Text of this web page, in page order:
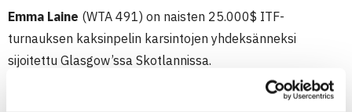
Emma Laine (WTA 491) on naisten 25.000$ ITF-
turnauksen kaksinpelin karsintojen yhdeksänneksi
sijoitettu Glasgow’ssa Skotlannissa.
Hän otti ensimmäisellä kierroksella voiton Tanskan Malou
Ejdesgaardista (WTA 867). Toisella kierroksella hän